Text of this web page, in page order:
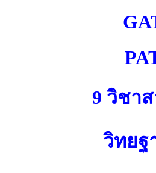
9 วิชา
วิทยฐ